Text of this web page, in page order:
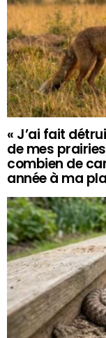
« J’ai fait
de mes
combien de
année à ma